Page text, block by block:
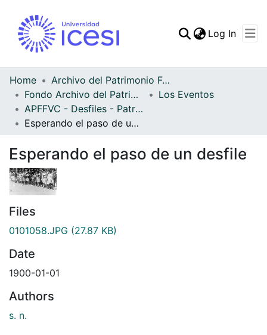
Statistics
Log In
Home
Archivo del Patrimonio Fotográfico y Fílmico del Valle del Cauca
Fondo Archivo del Patrimonio Fotográfico y Fílmico del Valle del Cauca
Los Eventos
APFFVC - Desfiles - Patrimonial
Esperando el paso de un desfile
Esperando el paso de un desfile
Files
0101058.JPG (27.87 KB)
Date
1900-01-01
Authors
s. n.